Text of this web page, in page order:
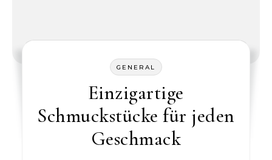
GENERAL
Einzigartige
Schmuckstücke für jeden
Geschmack